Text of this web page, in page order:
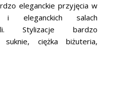
eleganckie przyjęcia w
i eleganckich salach
Stylizacje bardzo
suknie, ciężka biżuteria,